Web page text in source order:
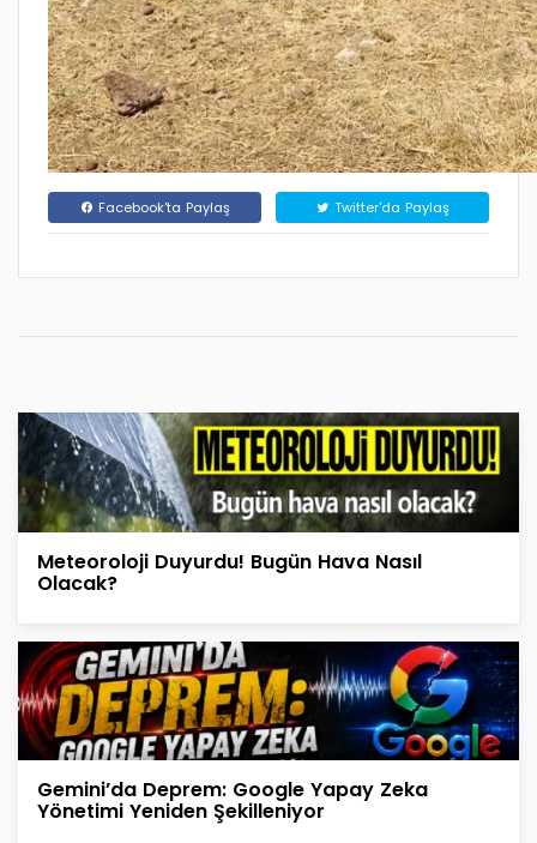
Facebook'ta Paylaş Twitter'da Paylaş
Meteoroloji Duyurdu! Bugün Hava Nasıl
Olacak?
Gemini’da Deprem: Google Yapay Zeka
Yönetimi Yeniden Şekilleniyor